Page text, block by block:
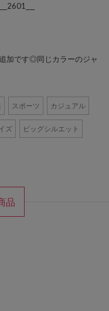
加です◎同じカラーのジャ
スポーツ カジュアル
ズ ビッグシルエット
品